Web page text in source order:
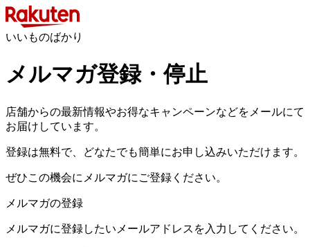
いいものばかり
メルマガ登録・停止
店舗からの最新情報やお得なキャンペーンなどをメールにて
お届けしています。
登録は無料で、どなたでも簡単にお申し込みいただけます。
ぜひこの機会にメルマガにご登録ください。
メルマガの登録
メルマガに登録したいメールアドレスを入力してください。